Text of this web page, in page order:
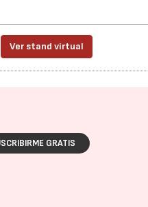
Ver stand virtual
GRATIS